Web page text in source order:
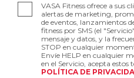
VASA Fitness ofrece a sus
alertas de marketing,
de eventos, lanzamientos
fitness por SMS (el
mensaje y datos, y la
STOP en cualquier
Envíe HELP en cualquier
en el Servicio, acepta estos
POLÍTICA DE